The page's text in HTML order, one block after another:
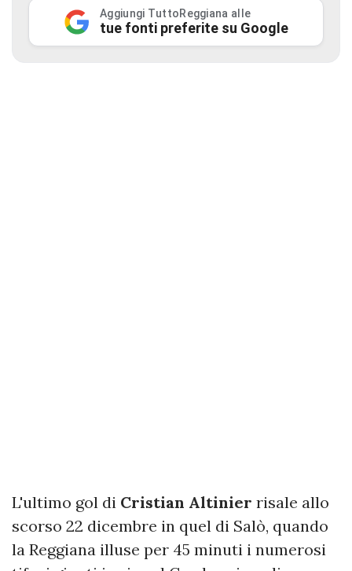
Aggiungi TuttoReggiana alle
tue fonti preferite su Google
L'ultimo gol di Cristian Altinier risale allo
scorso 22 dicembre in quel di Salò, quando
la Reggiana illuse per 45 minuti i numerosi